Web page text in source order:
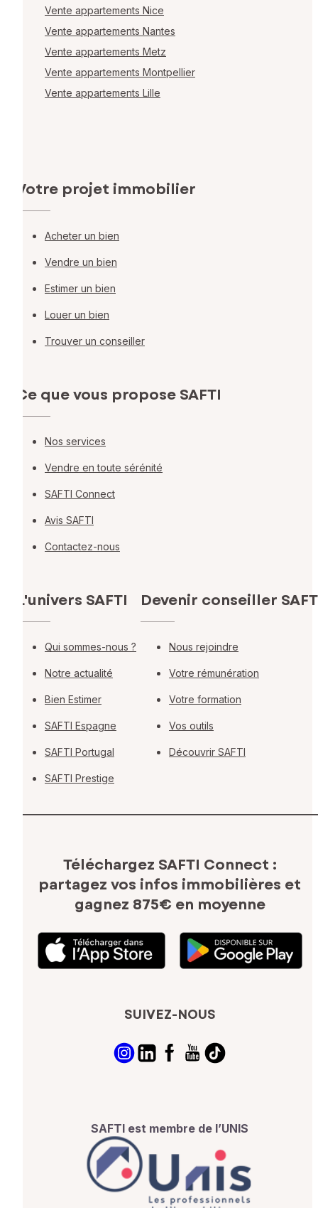
Vente appartements Nice
Vente appartements Nantes
Vente appartements Metz
Vente appartements Montpellier
Vente appartements Lille
Votre projet immobilier
Acheter un bien
Vendre un bien
Estimer un bien
Louer un bien
Trouver un conseiller
Ce que vous propose SAFTI
Nos services
Vendre en toute sérénité
SAFTI Connect
Avis SAFTI
Contactez-nous
L'univers SAFTI
Qui sommes-nous ?
Notre actualité
Bien Estimer
SAFTI Espagne
SAFTI Portugal
SAFTI Prestige
Devenir conseiller
Nous rejoindre
Votre rémunération
Votre formation
Vos outils
Découvrir SAFTI
Téléchargez SAFTI Connect :
partagez vos infos immobilières et
gagnez 875€ en moyenne
SUIVEZ-NOUS
SAFTI est membre de l’UNIS